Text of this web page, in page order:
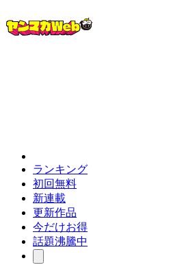
ランキング
初回無料
新連載
更新作品
今だけお得
話題沸騰中